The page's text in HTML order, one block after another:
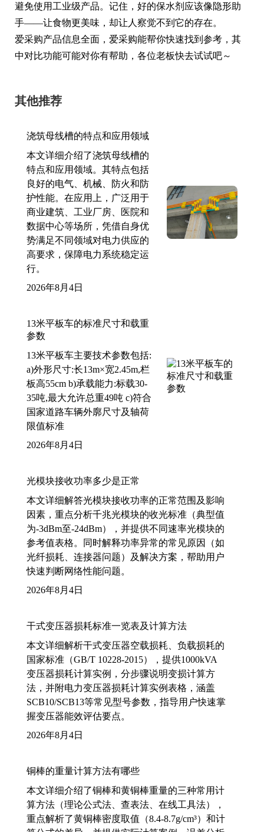
避免使用工业级产品。记住，好的保水剂应该像隐形助
手——让食物更美味，却让人察觉不到它的存在。
爱采购产品信息全面，爱采购能帮你快速找到参考，其
中对比功能可能对你有帮助，各位老板快去试试吧～
其他推荐
浇筑母线槽的特点和应用领域
本文详细介绍了浇筑母线槽的
特点和应用领域。其特点包括
良好的电气、机械、防火和防
护性能。在应用上，广泛用于
商业建筑、工业厂房、医院和
数据中心等场所，凭借自身优
势满足不同领域对电力供应的
高要求，保障电力系统稳定运
行。
2026年8月4日
13米平板车的标准尺寸和载重
参数
13米平板车主要技术参数包括:
a)外形尺寸:长13m×宽2.45m,栏
板高55cm b)承载能力:标载30-
35吨,最大允许总重49吨 c)符合
国家道路车辆外廓尺寸及轴荷
限值标准
2026年8月4日
光模块接收功率多少是正常
本文详细解答光模块接收功率的正常范围及影响
因素，重点分析千兆光模块的收光标准（典型值
为-3dBm至-24dBm），并提供不同速率光模块的
参考值表格。同时解释功率异常的常见原因（如
光纤损耗、连接器问题）及解决方案，帮助用户
快速判断网络性能问题。
2026年8月4日
干式变压器损耗标准一览表及计算方法
本文详细解析干式变压器空载损耗、负载损耗的
国家标准（GB/T 10228-2015），提供1000kVA
变压器损耗计算实例，分步骤说明变损计算方
法，并附电力变压器损耗计算实例表格，涵盖
SCB10/SCB13等常见型号参数，指导用户快速掌
握变压器能效评估要点。
2026年8月4日
铜棒的重量计算方法有哪些
本文详细介绍了铜棒和黄铜棒重量的三种常用计
算方法（理论公式法、查表法、在线工具法），
重点解析了黄铜棒密度取值（8.4-8.7g/cm³）和计